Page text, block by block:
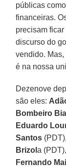
públicas
financeiras.
precisam
discurso do
vendido.
é na nossa
Dezenove
são eles:
Bombeiro
Eduardo
Santos
Brizola
Fernando